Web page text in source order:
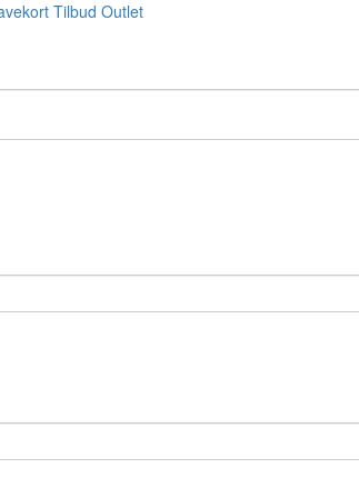
Tilbud Outlet